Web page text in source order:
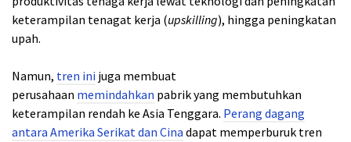
keterampilan tenagat kerja (upskilling), hingga peningkatan
upah.
Namun, tren ini juga membuat
perusahaan memindahkan pabrik yang membutuhkan
keterampilan rendah ke Asia Tenggara. Perang dagang
antara Amerika Serikat dan Cina dapat memperburuk tren